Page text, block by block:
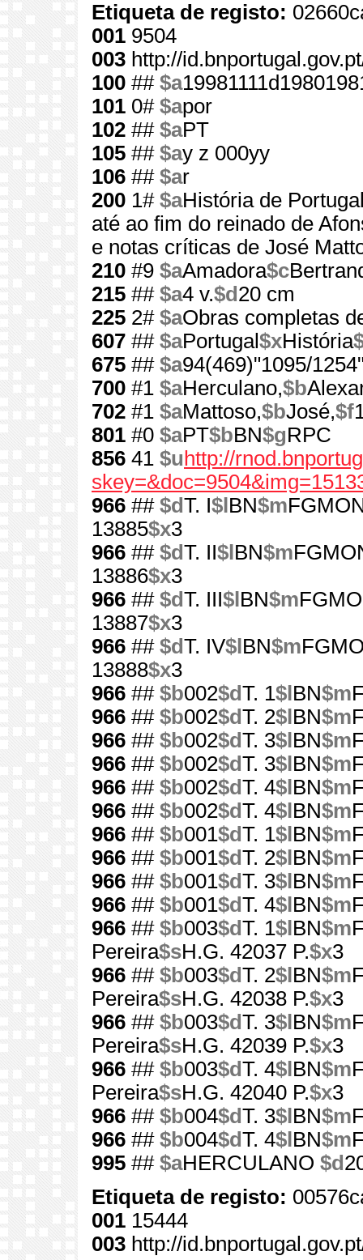
Etiqueta de registo:
001 9504
003 http://
100 ## $a
101 0# $apor
102 ## $aPT
105 ## $ay z 000yy
106 ## $ar
200 1# $aHistória de
até ao fim do reinado de
e notas críticas de José
210 #9 $aAmadora$c
215 ## $a4 v.$d 20 cm
225 2# $aObras completas
607 ## $aPortugal$xHistória
675 ## $a94(469)"1095/
700 #1 $aHerculano,$b
702 #1 $aMattoso,$bJosé,$f
801 #0 $aPT$bBN$gRPC
856 41 $u http://
966 ## $dT. I$l BN$m
13885$x3
966 ## $dT. II$l BN$m
13886$x3
966 ## $dT. III$l BN$m
13887$x3
966 ## $dT. IV$l BN$m
13888$x3
966 ## $b002$dT. 1$l BN$m
966 ## $b002$dT. 2$l BN$m
966 ## $b002$dT. 3$l BN$m
966 ## $b002$dT. 3$l BN$m
966 ## $b002$dT. 4$l BN$m
966 ## $b002$dT. 4$l BN$m
966 ## $b001$dT. 1$l BN$m
966 ## $b001$dT. 2$l BN$m
966 ## $b001$dT. 3$l BN$m
966 ## $b001$dT. 4$l BN$m
966 ## $b003$dT. 1$l BN$m
Pereira$sH.G. 42037 P.$x3
966 ## $b003$dT. 2$l BN$m
Pereira$sH.G. 42038 P.$x3
966 ## $b003$dT. 3$l BN$m
Pereira$sH.G. 42039 P.$x3
966 ## $b003$dT. 4$l BN$m
Pereira$sH.G. 42040 P.$x3
966 ## $b004$dT. 3$l BN$m
966 ## $b004$dT. 4$l BN$m
995 ## $aHERCULANO $d
Etiqueta de registo:
001 15444
003 http://